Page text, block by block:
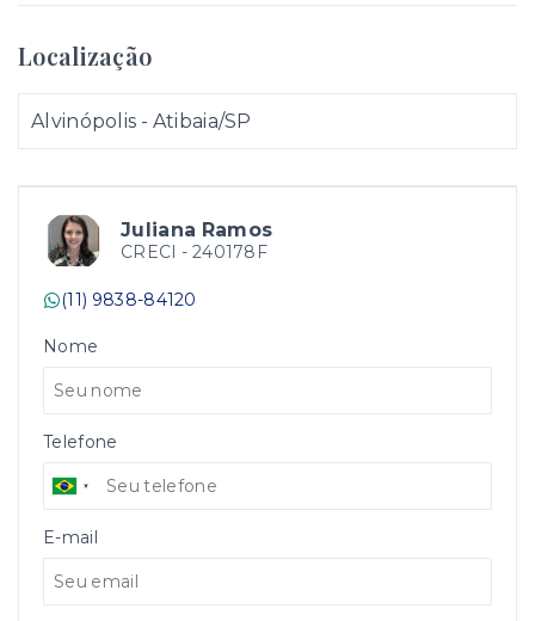
Juliana Ramos
CRECI - 240178F
(11) 9838-84120
Nome
Telefone
E-mail
Localização
Alvinópolis - Atibaia/SP